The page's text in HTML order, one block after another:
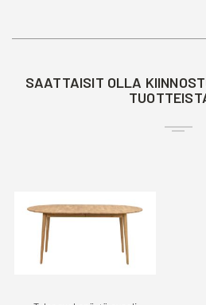
SAATTAISIT OLLA